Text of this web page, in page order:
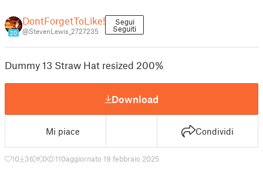
20
DontForgetToLike!
@StevenLewis_2727235
Segui
Seguiti
Dummy 13 Straw Hat resized 200%
Download
Mi piace Condividi
10 36 0 110aggiornato 19 febbraio 2025